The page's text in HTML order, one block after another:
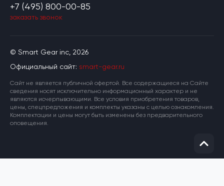
© Smart Gear inc, 2026
Официальный сайт: smart-gear.ru
Cайт не является публичной офертой. Все содержащиеся на Сайте
сведения носят исключительно информационный характер и не
являются исчерпывающими. Все условия приобретения товаров,
цены, спецпредложения и комплекты указаны с целью ознакомления.
Комплектации и цены могут быть изменены без предварительного
оповещения.
+7 (495) 800-00-85
заказать звонок